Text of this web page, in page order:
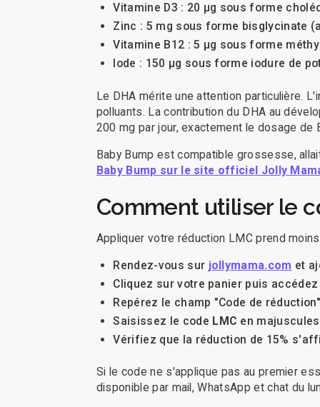
Vitamine D3 : 20 µg sous forme
Zinc : 5 mg sous forme bisglycinate
Vitamine B12 : 5 µg sous forme
Iode : 150 µg sous forme iodure de
Le DHA mérite une attention particulière.
polluants. La contribution du DHA au
200 mg par jour, exactement le dosage de
Baby Bump est compatible grossesse,
Baby Bump sur le site officiel Jolly
Comment utiliser le
Appliquer votre réduction LMC prend
Rendez-vous sur jollymama.com et
Cliquez sur votre panier puis
Repérez le champ "Code de
Saisissez le code LMC en
Vérifiez que la réduction de 15%
Si le code ne s'applique pas au premier
disponible par mail, WhatsApp et chat du